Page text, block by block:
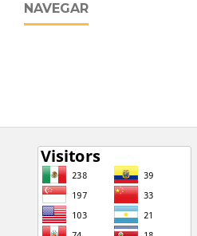
NAVEGAR